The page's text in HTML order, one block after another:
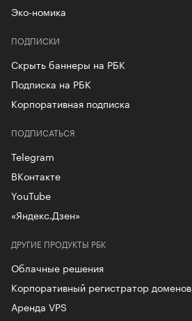
Эко-номика
ПОДПИСКИ
Скрыть баннеры на РБК
Подписка на РБК
Корпоративная подписка
ДРУГИЕ ПРОДУКТЫ РБК
Облачные решения
Корпоративный регистратор доменов
Аренда VPS
ПОДПИСАТЬСЯ
Telegram
ВКонтакте
YouTube
«Яндекс.Дзен»